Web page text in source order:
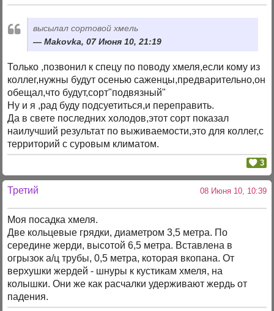
высылал сортовой хмель
Makovka, 07 Июня 10, 21:19
Только ,позвонил к спецу по поводу хмеля,если кому из
коллег,нужны будут осенью саженцы,предварительно,он
обещал,что будут,сорт"подвязный"
Ну и я ,рад буду подсуетиться,и переправить.
Да в свете последних холодов,этот сорт показал
наилучший результат по выживаемости,это для коллег,с
территорий с суровым климатом.
3
Третий 08 Июня 10, 10:39
Моя посадка хмеля.
Две кольцевые грядки, диаметром 3,5 метра. По
середине жерди, высотой 6,5 метра. Вставлена в
огрызок а/ц трубы, 0,5 метра, которая вкопана. От
верхушки жердей - шнуры к кустикам хмеля, на
колышки. Они же как расчалки удерживают жердь от
падения.